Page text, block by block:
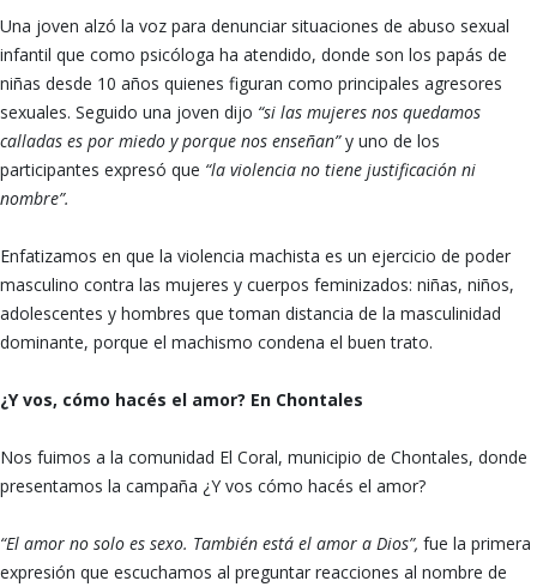
Una joven alzó la voz para denunciar situaciones de abuso sexual
infantil que como psicóloga ha atendido, donde son los papás de
niñas desde 10 años quienes figuran como principales agresores
sexuales. Seguido una joven dijo “si las mujeres nos quedamos
calladas es por miedo y porque nos enseñan”y uno de los
participantes expresó que “la violencia no tiene justificación ni
nombre”.
Enfatizamos en que la violencia machista es un ejercicio de poder
masculino contra las mujeres y cuerpos feminizados: niñas, niños,
adolescentes y hombres que toman distancia de la masculinidad
dominante, porque el machismo condena el buen trato.
¿Y vos, cómo hacés el amor? En Chontales
Nos fuimos a la comunidad El Coral, municipio de Chontales, donde
presentamos la campaña ¿Y vos cómo hacés el amor?
“El amor no solo es sexo. También está el amor a Dios”, fue la primera
expresión que escuchamos al preguntar reacciones al nombre de